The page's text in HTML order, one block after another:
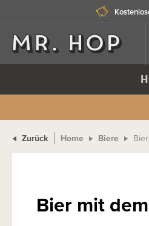
Zurück Home Biere
Bier mit